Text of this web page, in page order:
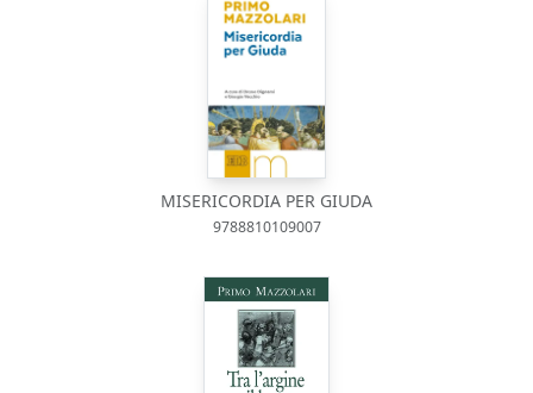
MISERICORDIA PER GIUDA
9788810109007